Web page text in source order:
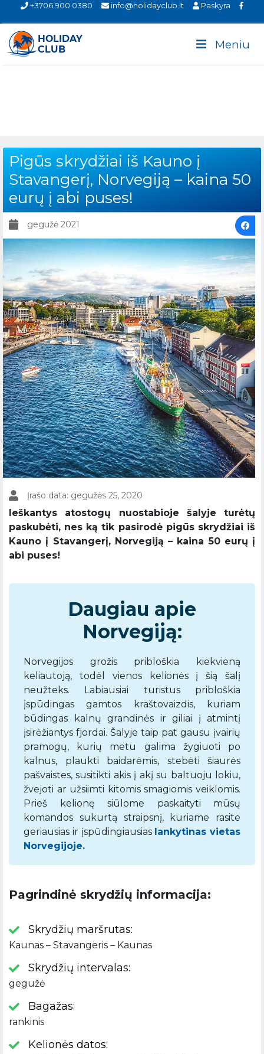
+3706 900 0380 info@holidayclub.lt Paskyra
Meniu
Pigūs skrydžiai iš Kauno į
Stavangerį, Norvegiją – kaina 50
eurų į abi puses!
gegužė 2021
Įrašo data: gegužės 25, 2020
Ieškantys atostogų nuostabioje šalyje turėtų
paskubėti, nes ką tik pasirodė pigūs skrydžiai iš
Kauno į Stavangerį, Norvegiją – kaina 50 eurų į
abi puses!
Daugiau apie
Norvegiją:
Norvegijos grožis pribloškia kiekvieną
keliautoją, todėl vienos kelionės į šią šalį
neužteks. Labiausiai turistus pribloškia
įspūdingas gamtos kraštovaizdis, kuriam
būdingas kalnų grandinės ir giliai į atmintį
įsirėžiantys fjordai. Šalyje taip pat gausu įvairių
pramogų, kurių metu galima žygiuoti po
kalnus, plaukti baidarėmis, stebėti šiaurės
pašvaistes, susitikti akis į akį su baltuoju lokiu,
žvejoti ar užsiimti kitomis smagiomis veiklomis.
Prieš kelionę siūlome paskaityti mūsų
komandos sukurtą straipsnį, kuriame rasite
geriausias ir įspūdingiausias lankytinas vietas
Norvegijoje.
Pagrindinė skrydžių informacija:
Skrydžių maršrutas:
Kaunas – Stavangeris – Kaunas
Skrydžių intervalas:
gegužė
Bagažas:
rankinis
Kelionės datos: